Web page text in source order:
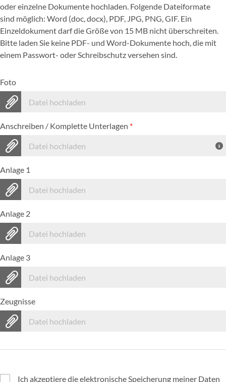
oder einzelne Dokumente hochladen. Folgende Dateiformate
sind möglich: Word (doc, docx), PDF, JPG, PNG, GIF. Ein
Einzeldokument darf die Größe von 15 MB nicht überschreiten.
Bitte laden Sie keine PDF- und Word-Dokumente hoch, die mit
einem Passwort- oder Schreibschutz versehen sind.
Foto
Datei hochladen
Anschreiben / Komplette Unterlagen *
Datei hochladen
Anlage 1
Datei hochladen
Anlage 2
Datei hochladen
Anlage 3
Datei hochladen
Zeugnisse
Datei hochladen
Ich akzeptiere die elektronische Speicherung meiner Daten